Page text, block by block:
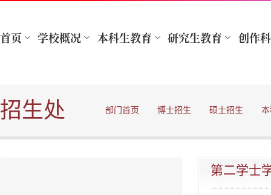
招生处 部门首页 博士招生 硕士招生
第二学士